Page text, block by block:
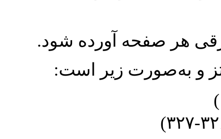
هر صفحه آورده شود.
و به‌صورت زیر است: